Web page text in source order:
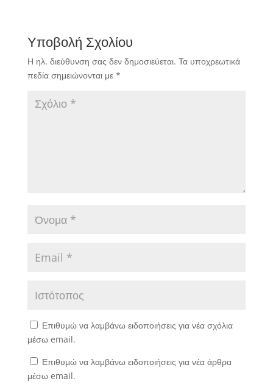
Υποβολή Σχολίου
Η ηλ. διεύθυνση σας δεν δημοσιεύεται. Τα υποχρεωτικά
πεδία σημειώνονται με *
Επιθυμώ να λαμβάνω ειδοποιήσεις για νέα σχόλια
μέσω email.
Επιθυμώ να λαμβάνω ειδοποιήσεις για νέα άρθρα
μέσω email.